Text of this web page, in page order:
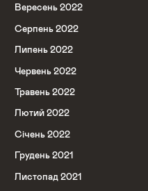
Вересень 2022
Серпень 2022
Липень 2022
Червень 2022
Травень 2022
Лютий 2022
Січень 2022
Грудень 2021
Листопад 2021